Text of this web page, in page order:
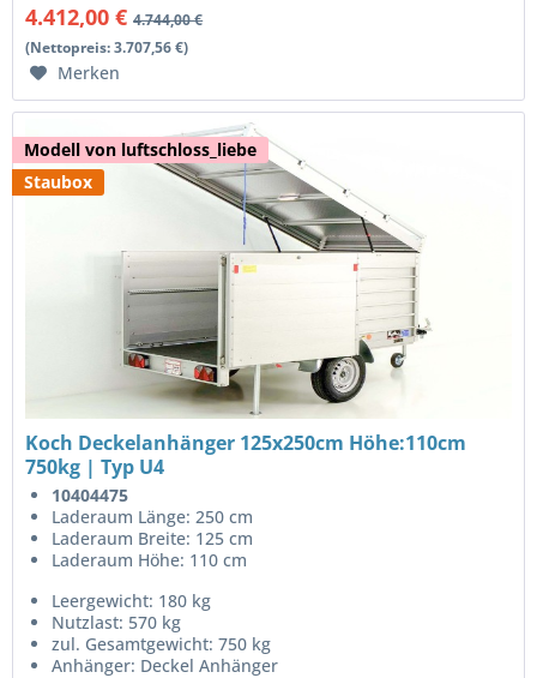
4.412,00 € 4.744,00 €
(Nettopreis: 3.707,56 €)
Merken
Modell von luftschloss_liebe
Staubox
Koch Deckelanhänger 125x250cm Höhe:110cm
750kg | Typ U4
10404475
Laderaum Länge: 250 cm
Laderaum Breite: 125 cm
Laderaum Höhe: 110 cm
Leergewicht: 180 kg
Nutzlast: 570 kg
zul. Gesamtgewicht: 750 kg
Anhänger: Deckel Anhänger